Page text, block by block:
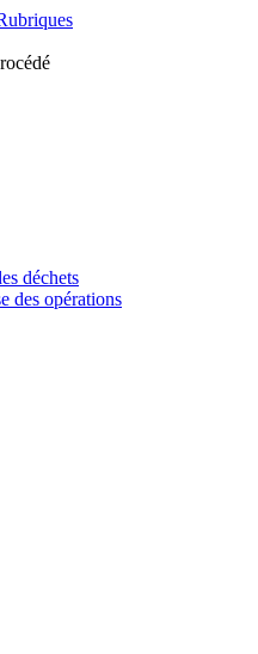
déchets
des opérations